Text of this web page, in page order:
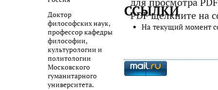
Доктор
философских наук,
профессор кафедры
философии,
культурологии и
политологии
Московского
гуманитарного
университета.
PDF щелкните на
ССЫЛКИ
На текущий момент